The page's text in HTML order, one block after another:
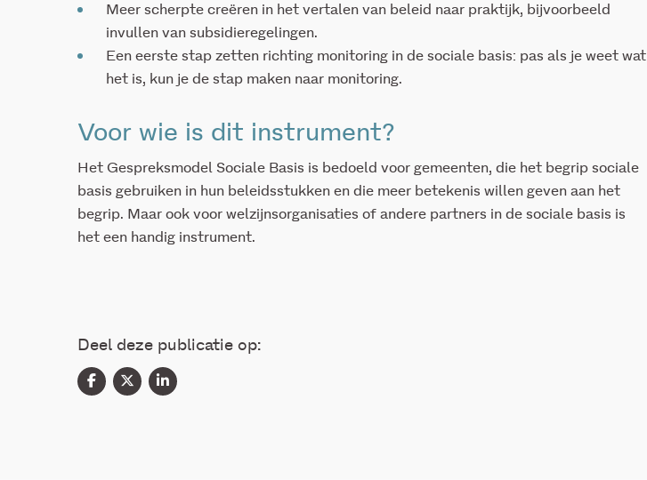
Meer scherpte creëren in het vertalen van beleid naar praktijk, bijvoorbeeld
invullen van subsidieregelingen.
Een eerste stap zetten richting monitoring in de sociale basis: pas als je weet wat
het is, kun je de stap maken naar monitoring.
Voor wie is dit instrument?
Het Gespreksmodel Sociale Basis is bedoeld voor gemeenten, die het begrip sociale
basis gebruiken in hun beleidsstukken en die meer betekenis willen geven aan het
begrip. Maar ook voor welzijnsorganisaties of andere partners in de sociale basis is
het een handig instrument.
Deel deze publicatie op: